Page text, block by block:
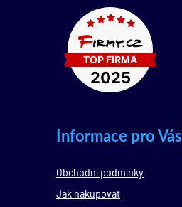
Informace pro Vás
Obchodní podmínky
Jak nakupovat